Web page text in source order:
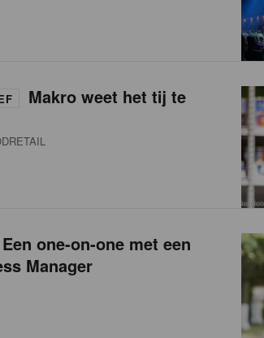
Makro weet het tij te
Een one-on-one met een
Manager